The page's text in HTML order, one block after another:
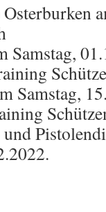
Samstag,
Samstag,